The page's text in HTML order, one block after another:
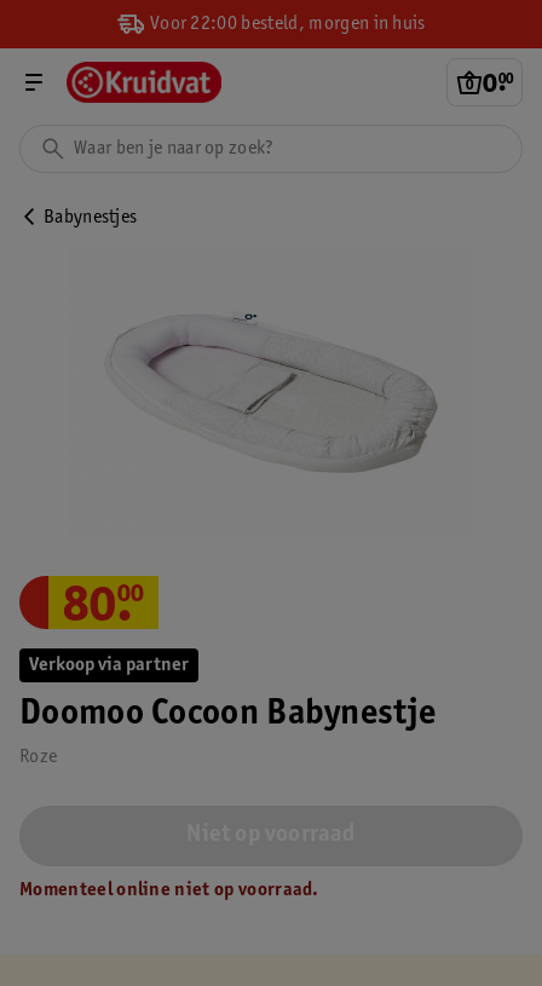
Voor 22:00 besteld, morgen in huis
0.
00
Babynestjes
Verkoop via partner
Doomoo Cocoon Babynestje
Roze
80.
00
Momenteel online niet op voorraad.